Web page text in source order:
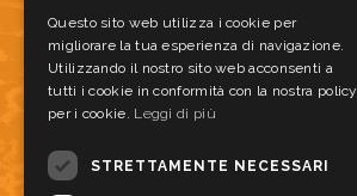
MONOUSO
17 - MONOUSO PER ALIMENTI
16 - PIZZABOX
Questo sito web utilizza i cookie per
migliorare la tua esperienza di navigazione.
Utilizzando il nostro sito web acconsenti a
tutti i cookie in conformità con la nostra policy
per i cookie. Leggi di più
STRETTAMENTE NECESSARI